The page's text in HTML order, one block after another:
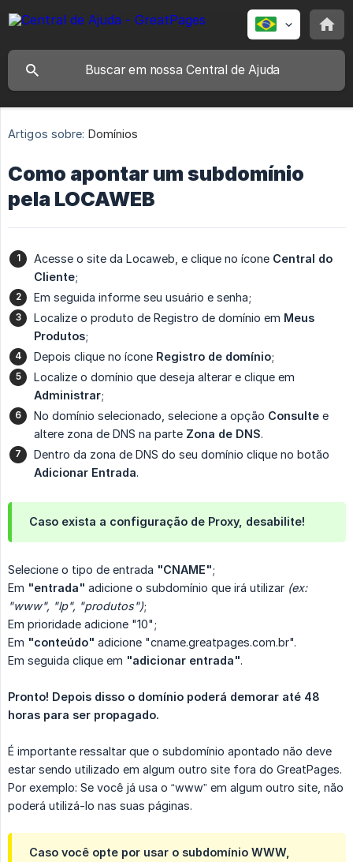
Artigos sobre: Domínios
Como apontar um subdomínio
pela LOCAWEB
Acesse o site da Locaweb, e clique no ícone Central do
Cliente;
Em seguida informe seu usuário e senha;
Localize o produto de Registro de domínio em Meus
Produtos;
Depois clique no ícone Registro de domínio;
Localize o domínio que deseja alterar e clique em
Administrar;
No domínio selecionado, selecione a opção Consulte e
altere zona de DNS na parte Zona de DNS.
Dentro da zona de DNS do seu domínio clique no botão
Adicionar Entrada.
Caso exista a configuração de Proxy, desabilite!
Selecione o tipo de entrada "CNAME";
Em "entrada" adicione o subdomínio que irá utilizar (ex:
"www", "lp", "produtos");
Em prioridade adicione "10";
Em "conteúdo" adicione "cname.greatpages.com.br".
Em seguida clique em "adicionar entrada".
Pronto! Depois disso o domínio poderá demorar até 48
horas para ser propagado.
É importante ressaltar que o subdomínio apontado não deve
estar sendo utilizado em algum outro site fora do GreatPages.
Por exemplo: Se você já usa o “www” em algum outro site, não
poderá utilizá-lo nas suas páginas.
Caso você opte por usar o subdomínio WWW,